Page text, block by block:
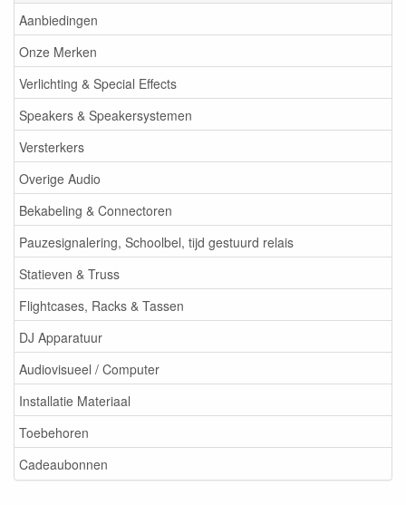
Aanbiedingen
Onze Merken
Verlichting & Special Effects
Speakers & Speakersystemen
Versterkers
Overige Audio
Bekabeling & Connectoren
Pauzesignalering, Schoolbel, tijd gestuurd relais
Statieven & Truss
Flightcases, Racks & Tassen
DJ Apparatuur
Audiovisueel / Computer
Installatie Materiaal
Toebehoren
Cadeaubonnen